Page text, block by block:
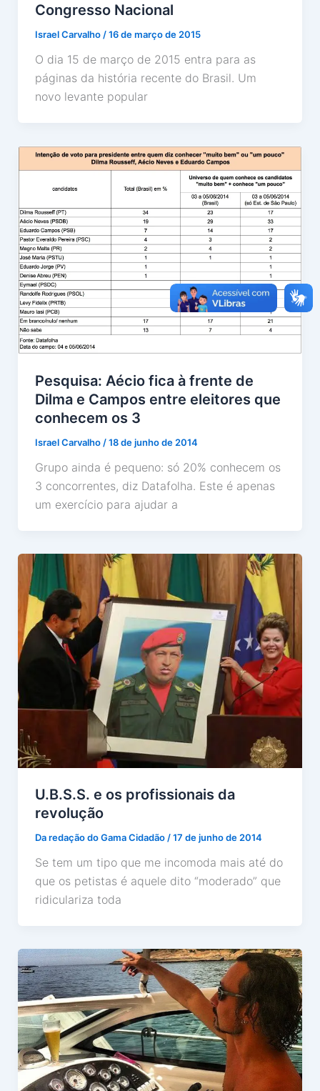
Congresso Nacional
Israel Carvalho /16 de março de 2015
O dia 15 de março de 2015 entra para as
páginas da história recente do Brasil. Um
novo levante popular
Pesquisa: Aécio fica à frente de
Dilma e Campos entre eleitores que
conhecem os 3
Israel Carvalho/18 de junho de 2014
Grupo ainda é pequeno: só 20% conhecem os
3 concorrentes, diz Datafolha. Este é apenas
um exercício para ajudar a
U.B.S.S. e os profissionais da
revolução
Da redação do Gama Cidadão /17 de junho de 2014
Se tem um tipo que me incomoda mais até do
que os petistas é aquele dito “moderado” que
ridiculariza toda